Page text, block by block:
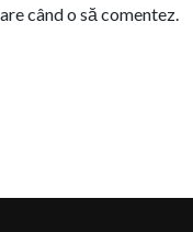
când o să comentez.